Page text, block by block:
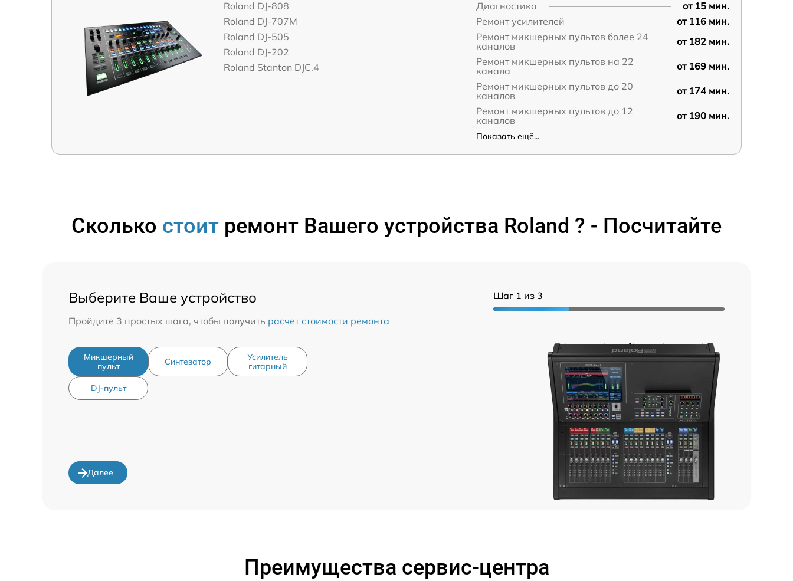
Roland DJ-808
Roland DJ-707M
Roland DJ-505
Roland DJ-202
Roland Stanton DJC.4
Диагностика
от 15 мин.
Ремонт усилителей
от 116 мин.
Ремонт микшерных пультов более 24
каналов
от 182 мин.
Ремонт микшерных пультов на 22
канала
от 169 мин.
Ремонт микшерных пультов до 20
каналов
от 174 мин.
Ремонт микшерных пультов до 12
каналов
от 190 мин.
Показать ещё...
Сколько стоит ремонт Вашего устройства Roland ? - Посчитайте
Шаг 1 из 3
Выберите Ваше устройство
Пройдите 3 простых шага, чтобы получить расчет стоимости ремонта
Микшерный
пульт
Синтезатор
Усилитель
гитарный
DJ-пульт
Далее
Преимущества сервис-центра